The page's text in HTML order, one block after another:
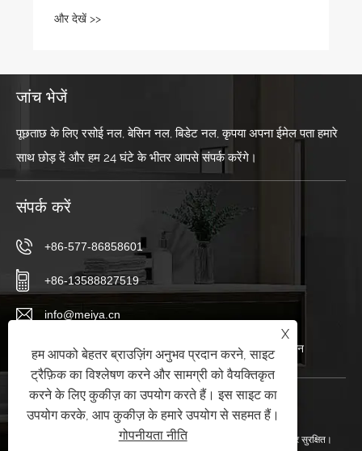
और देखें >>
जांच भेजें
पूछताछ के लिए रसोई नल, बेसिन नल, बिडेट नल, कृपया अपना ईमेल पता हमारे
साथ छोड़ दें और हम 24 घंटे के भीतर आपसे संपर्क करेंगे।
संपर्क करें
+86-577-86858601
+86-13588827519
info@meiya.cn
हैगोंग एवेन्यू, लॉन्गवान डिस्ट्रिक्ट, वेन्ज़ो सिटी, झेजियांग प्रांत, चीन
कॉपीराइट © 2025 Wenzhou किंग्सडम सेनेटरी वेयर कं, लिमिटेड सभी अधिकार सुरक्षित।
X
हम आपको बेहतर ब्राउज़िंग अनुभव प्रदान करने, साइट
ट्रैफ़िक का विश्लेषण करने और सामग्री को वैयक्तिकृत
करने के लिए कुकीज़ का उपयोग करते हैं। इस साइट का
उपयोग करके, आप कुकीज़ के हमारे उपयोग से सहमत हैं।
गोपनीयता नीति